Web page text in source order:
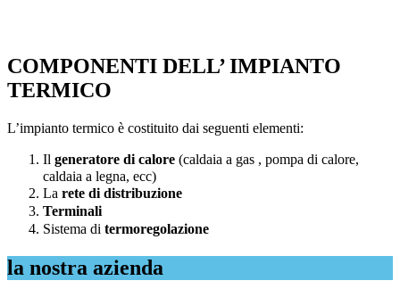
COMPONENTI DELL’ IMPIANTO
TERMICO
L’impianto termico è costituito dai seguenti elementi:
Il generatore di calore (caldaia a gas , pompa di calore,
caldaia a legna, ecc)
La rete di distribuzione
Terminali
Sistema di termoregolazione
la nostra azienda